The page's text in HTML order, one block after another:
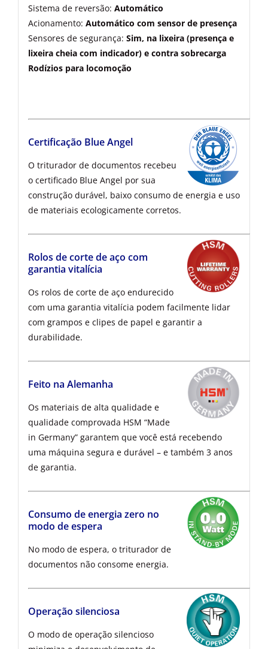
Sistema de reversão: Automático
Acionamento: Automático com sensor de presença
Sensores de segurança: Sim, na lixeira (presença e
lixeira cheia com indicador) e contra sobrecarga
Rodízios para locomoção
Certificação Blue Angel
O triturador de documentos recebeu
o certificado Blue Angel por sua
construção durável, baixo consumo de energia e uso
de materiais ecologicamente corretos.
Rolos de corte de aço com
garantia vitalícia
Os rolos de corte de aço endurecido
com uma garantia vitalícia podem facilmente lidar
com grampos e clipes de papel e garantir a
durabilidade.
Feito na Alemanha
Os materiais de alta qualidade e
qualidade comprovada HSM “Made
in Germany” garantem que você está recebendo
uma máquina segura e durável – e também 3 anos
de garantia.
Consumo de energia zero no
modo de espera
No modo de espera, o triturador de
documentos não consome energia.
Operação silenciosa
O modo de operação silencioso